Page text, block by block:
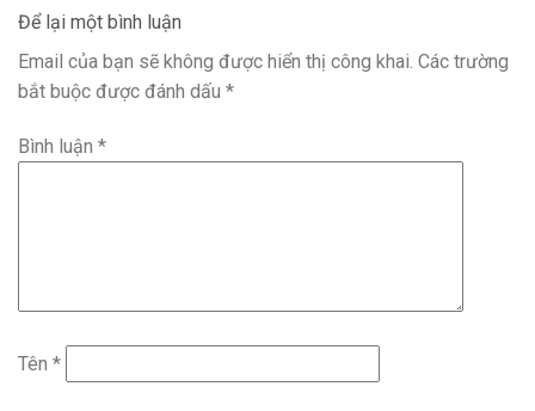
Để lại một bình luận
Email của bạn sẽ không được hiển thị công khai. Các trường
bắt buộc được đánh dấu *
Bình luận *
Tên *